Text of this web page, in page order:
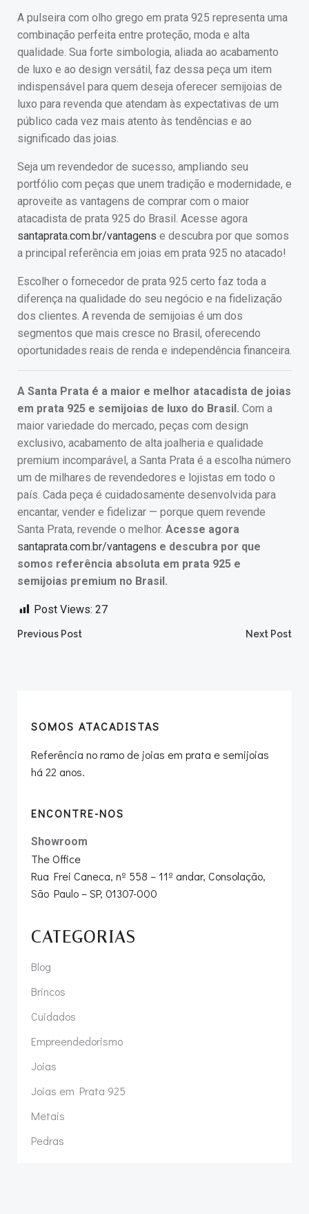
A pulseira com olho grego em prata 925 representa uma
combinação perfeita entre proteção, moda e alta
qualidade. Sua forte simbologia, aliada ao acabamento
de luxo e ao design versátil, faz dessa peça um item
indispensável para quem deseja oferecer semijoias de
luxo para revenda que atendam às expectativas de um
público cada vez mais atento às tendências e ao
significado das joias.
Seja um revendedor de sucesso, ampliando seu
portfólio com peças que unem tradição e modernidade, e
aproveite as vantagens de comprar com o maior
atacadista de prata 925 do Brasil. Acesse agora
santaprata.com.br/vantagens e descubra por que somos
a principal referência em joias em prata 925 no atacado!
Escolher o fornecedor de prata 925 certo faz toda a
diferença na qualidade do seu negócio e na fidelização
dos clientes. A revenda de semijoias é um dos
segmentos que mais cresce no Brasil, oferecendo
oportunidades reais de renda e independência financeira.
A Santa Prata é a maior e melhor atacadista de joias
em prata 925 e semijoias de luxo do Brasil. Com a
maior variedade do mercado, peças com design
exclusivo, acabamento de alta joalheria e qualidade
premium incomparável, a Santa Prata é a escolha número
um de milhares de revendedores e lojistas em todo o
país. Cada peça é cuidadosamente desenvolvida para
encantar, vender e fidelizar — porque quem revende
Santa Prata, revende o melhor. Acesse agora
santaprata.com.br/vantagens e descubra por que
somos referência absoluta em prata 925 e
semijoias premium no Brasil.
Post Views: 27
Post
Previous Post Next Post
SOMOS ATACADISTAS
Referência no ramo de joias em prata e semijoias
há 22 anos.
ENCONTRE-NOS
Showroom
The Office
Rua Frei Caneca, nº 558 – 11º andar, Consolação,
São Paulo – SP, 01307-000
CATEGORIAS
Blog
Brincos
Cuidados
Empreendedorismo
Joias
Joias em Prata 925
Metais
Pedras